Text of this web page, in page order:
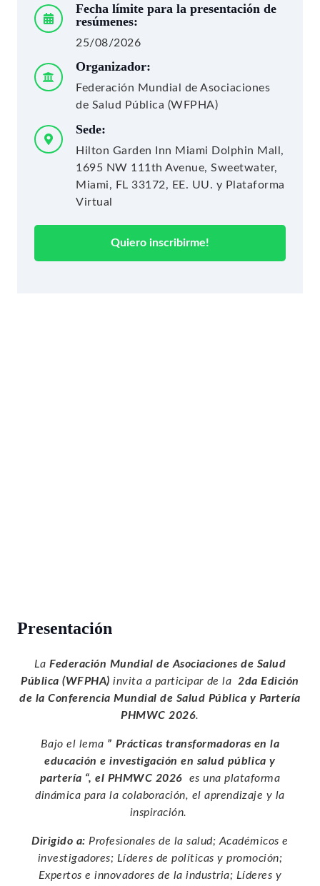
Fecha límite para la presentación de
resúmenes:
25/08/2026
Organizador:
Federación Mundial de Asociaciones
de Salud Pública (WFPHA)
Sede:
Hilton Garden Inn Miami Dolphin Mall,
1695 NW 111th Avenue, Sweetwater,
Miami, FL 33172, EE. UU. y Plataforma
Virtual
Quiero inscribirme!
Presentación
LaFederación Mundial de Asociaciones de Salud
Pública (WFPHA) invita a participar de la2da Edición
de la Conferencia Mundial de Salud Pública y Partería
PHMWC 2026.
Bajo el lema ” Prácticas transformadoras en la
educación e investigación en salud pública y
partería “, el PHMWC 2026 es una plataforma
dinámica para la colaboración, el aprendizaje y la
inspiración.
Dirigido a: Profesionales de la salud;Académicos e
investigadores; Líderes de políticas y promoción;
Expertos e innovadores de la industria; Líderes y